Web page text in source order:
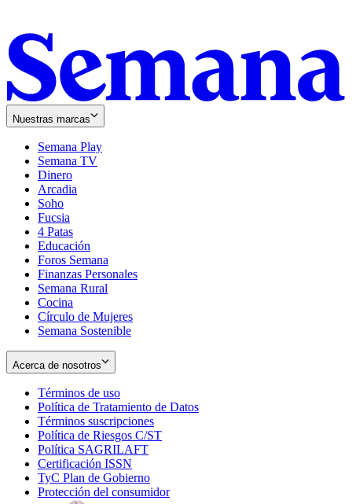
Nuestras marcas
Semana Play
Semana TV
Dinero
Arcadia
Soho
in
new
window
Fucsia
in
new
window
4 Patas
Educación
Foros Semana
Finanzas Personales
Semana Rural
Cocina
Círculo de Mujeres
Semana Sostenible
Acerca de nosotros
Términos de uso
in
new
window
Política de Tratamiento de Datos
Términos suscripciones
in
Política de Riesgos C/ST
Política SAGRILAFT
new
window
Certificación ISSN
in
new
TyC Plan de Gobierno
in
Protección del consumidorOpens